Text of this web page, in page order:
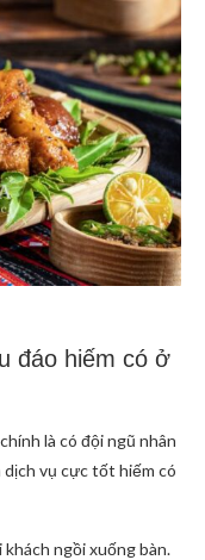
đáo hiếm có ở
chính là có đội ngũ nhân
vụ cực tốt hiếm có
khách ngồi xuống bàn.